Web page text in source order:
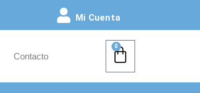
Mi Cuenta
Contacto
0